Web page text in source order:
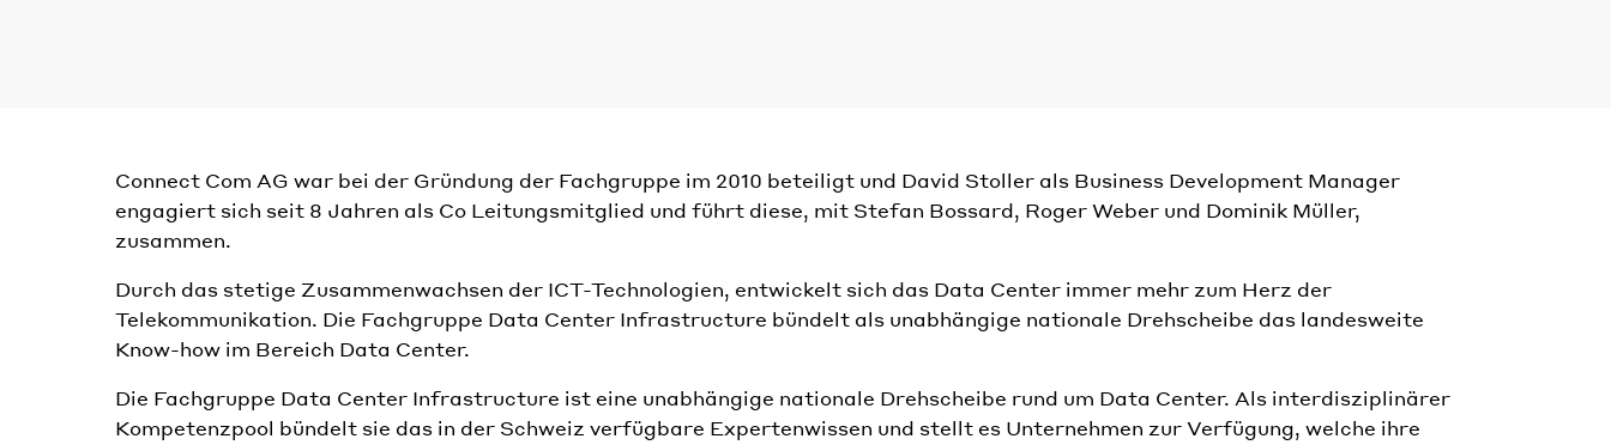
Connect Com AG war bei der Gründung der Fachgruppe im 2010 beteiligt und David Stoller als Business Development Manager
engagiert sich seit 8 Jahren als Co Leitungsmitglied und führt diese, mit Stefan Bossard, Roger Weber und Dominik Müller,
zusammen.
Durch das stetige Zusammenwachsen der ICT-Technologien, entwickelt sich das Data Center immer mehr zum Herz der
Telekommunikation. Die Fachgruppe Data Center Infrastructure bündelt als unabhängige nationale Drehscheibe das landesweite
Know-how im Bereich Data Center.
Die Fachgruppe Data Center Infrastructure ist eine unabhängige nationale Drehscheibe rund um Data Center. Als interdisziplinärer
Kompetenzpool bündelt sie das in der Schweiz verfügbare Expertenwissen und stellt es Unternehmen zur Verfügung, welche ihre